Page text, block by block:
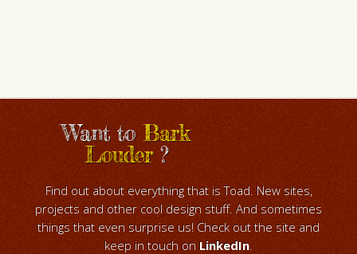
Want toBark
Louder?
Find out about everything that is Toad. New sites,
projects and other cool design stuff. And sometimes
things that even surprise us! Check out the site and
keep in touch on LinkedIn.